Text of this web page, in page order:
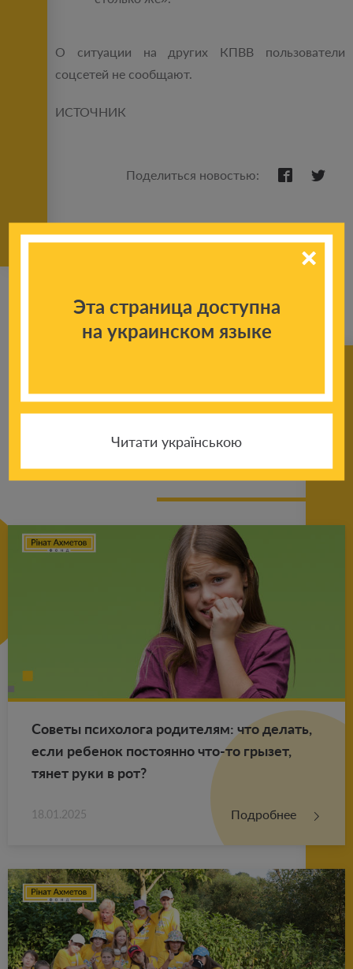
О ситуации на других КПВВ пользователи
соцсетей не сообщают.
ИСТОЧНИК
Поделиться новостью:
К другим
новостям
Со­ве­ты пси­хо­ло­га ро­ди­те­лям: что де­лать,
если ре­бе­нок по­сто­ян­но что-то гры­зет,
тянет руки в рот?
18.01.2025 Подробнее
Эта страница доступна
на украинском языке
Читати українською